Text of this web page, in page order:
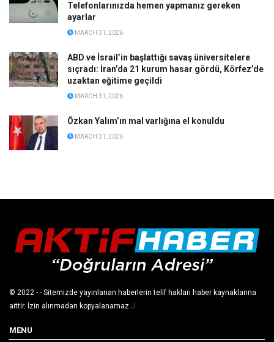
Telefonlarınızda hemen yapmanız gereken
ayarlar
MARCH 31, 2026
ABD ve İsrail’in başlattığı savaş üniversitelere
sıçradı: İran’da 21 kurum hasar gördü, Körfez’de
uzaktan eğitime geçildi
MARCH 31, 2026
Özkan Yalım’ın mal varlığına el konuldu
MARCH 31, 2026
© 2022 - - Sitemizde yayınlanan haberlerin telif hakları haber kaynaklarına
aittir. İzin alınmadan kopyalanamaz. J
MENU